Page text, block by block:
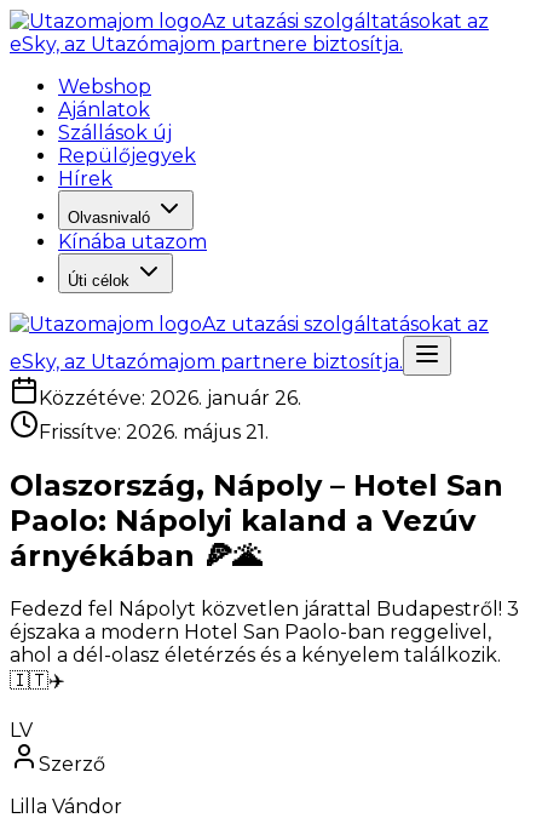
Az utazási szolgáltatásokat az
eSky, az Utazómajom partnere biztosítja.
Webshop
Ajánlatok
Szállások új
Repülőjegyek
Hírek
Olvasnivaló
Kínába utazom
Úti célok
Az utazási szolgáltatásokat az
eSky, az Utazómajom partnere biztosítja.
Közzétéve: 2026. január 26.
Frissítve: 2026. május 21.
Olaszország, Nápoly – Hotel San
Paolo: Nápolyi kaland a Vezúv
árnyékában 🍕🌋
Fedezd fel Nápolyt közvetlen járattal Budapestről! 3
éjszaka a modern Hotel San Paolo-ban reggelivel,
ahol a dél-olasz életérzés és a kényelem találkozik.
🇮🇹✈️
LV
Szerző
Lilla Vándor